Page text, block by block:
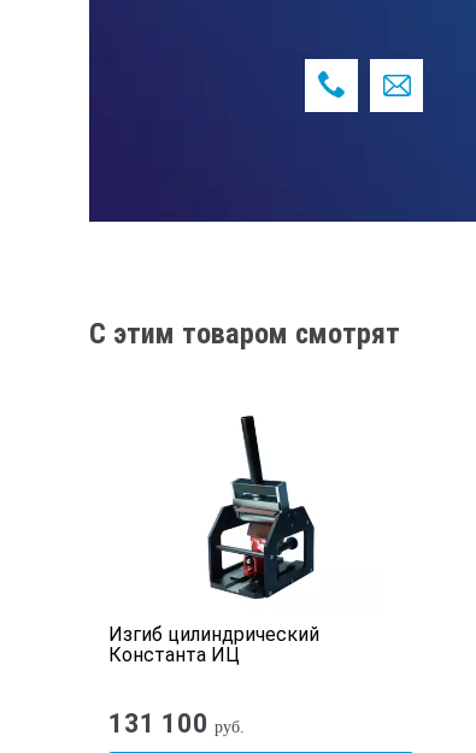
Атмосферное давление, кПа
C этим товаром смотрят
Изгиб цилиндрический
Константа ИЦ
131 100 руб.